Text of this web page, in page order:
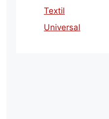
Textil
Universal